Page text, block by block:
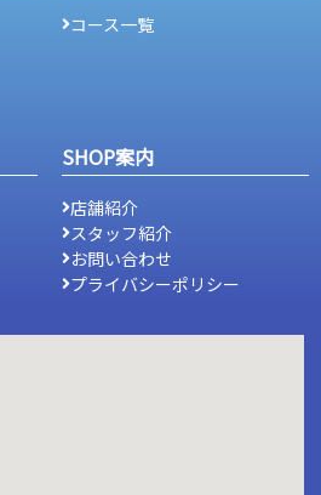
コース一覧
SHOP案内
店舗紹介
スタッフ紹介
お問い合わせ
プライバシーポリシー